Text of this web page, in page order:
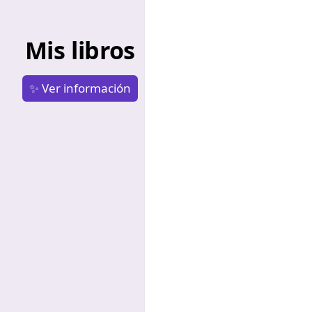
Mis libros
✨ Ver información